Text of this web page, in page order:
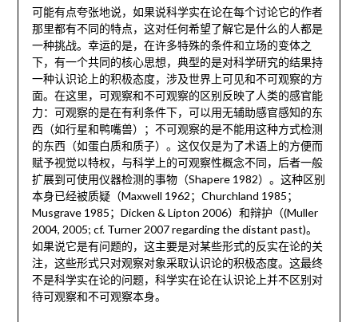
可能有点夸张地说，如果说科学实在论在每个讨论它的作者
那里都有不同的特点，这对任何希望了解它是什么的人都是
一种挑战。幸运的是，在许多特殊的条件和立场的变体之
下，有一个共同的核心思想，典型的是对科学研究的结果持
一种认识论上的积极态度，涉及世界上可见和不可观察的方
面。在这里，可观察和不可观察的区别反映了人类的感官能
力：可观察的是在有利条件下，可以用无辅助感官感知的东
西（如行星和鸭嘴兽）；不可观察的是不能用这种方式检测
的东西（如蛋白质和质子）。这仅仅是为了术语上的方便而
赋予视觉以特权，与科学上的可观察性概念不同，后者一般
扩展到可使用仪器检测的事物（Shapere 1982）。这种区别
本身已经被质疑（Maxwell 1962；Churchland 1985；
Musgrave 1985；Dicken & Lipton 2006）和辩护（(Muller
2004, 2005; cf. Turner 2007 regarding the distant past)。
如果说它是有问题的，这主要是对某些形式的反实在论的关
注，这些形式只对观察对象采取认识论的积极态度。这最终
不是科学实在论的问题，科学实在论在认识论上并不区别对
待可观察和不可观察本身。